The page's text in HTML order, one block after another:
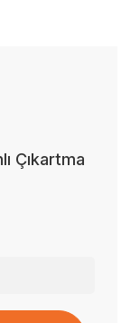
Çıkartma